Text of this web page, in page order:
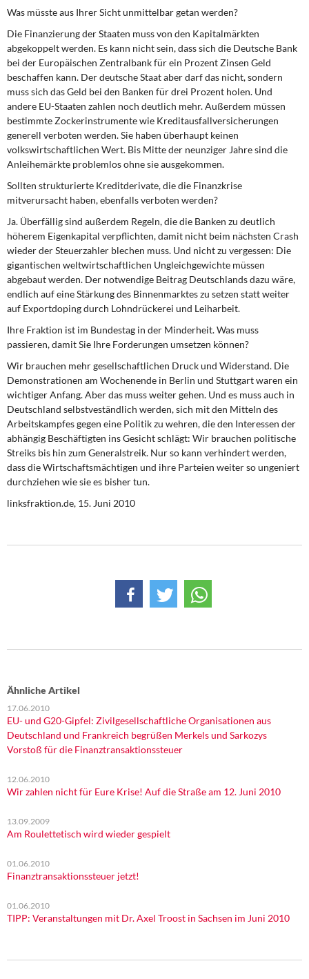
Was müsste aus Ihrer Sicht unmittelbar getan werden?
Die Finanzierung der Staaten muss von den Kapitalmärkten
abgekoppelt werden. Es kann nicht sein, dass sich die Deutsche Bank
bei der Europäischen Zentralbank für ein Prozent Zinsen Geld
beschaffen kann. Der deutsche Staat aber darf das nicht, sondern
muss sich das Geld bei den Banken für drei Prozent holen. Und
andere EU-Staaten zahlen noch deutlich mehr. Außerdem müssen
bestimmte Zockerinstrumente wie Kreditausfallversicherungen
generell verboten werden. Sie haben überhaupt keinen
volkswirtschaftlichen Wert. Bis Mitte der neunziger Jahre sind die
Anleihemärkte problemlos ohne sie ausgekommen.
Sollten strukturierte Kreditderivate, die die Finanzkrise
mitverursacht haben, ebenfalls verboten werden?
Ja. Überfällig sind außerdem Regeln, die die Banken zu deutlich
höherem Eigenkapital verpflichten, damit nicht beim nächsten Crash
wieder der Steuerzahler blechen muss. Und nicht zu vergessen: Die
gigantischen weltwirtschaftlichen Ungleichgewichte müssen
abgebaut werden. Der notwendige Beitrag Deutschlands dazu wäre,
endlich auf eine Stärkung des Binnenmarktes zu setzen statt weiter
auf Exportdoping durch Lohndrückerei und Leiharbeit.
Ihre Fraktion ist im Bundestag in der Minderheit. Was muss
passieren, damit Sie Ihre Forderungen umsetzen können?
Wir brauchen mehr gesellschaftlichen Druck und Widerstand. Die
Demonstrationen am Wochenende in Berlin und Stuttgart waren ein
wichtiger Anfang. Aber das muss weiter gehen. Und es muss auch in
Deutschland selbstveständlich werden, sich mit den Mitteln des
Arbeitskampfes gegen eine Politik zu wehren, die den Interessen der
abhängig Beschäftigten ins Gesicht schlägt: Wir brauchen politische
Streiks bis hin zum Generalstreik. Nur so kann verhindert werden,
dass die Wirtschaftsmächtigen und ihre Parteien weiter so ungeniert
durchziehen wie sie es bisher tun.
linksfraktion.de, 15. Juni 2010
Ähnliche Artikel
17.06.2010
EU- und G20-Gipfel: Zivilgesellschaftliche Organisationen aus
Deutschland und Frankreich begrüßen Merkels und Sarkozys
Vorstoß für die Finanztransaktionssteuer
12.06.2010
Wir zahlen nicht für Eure Krise! Auf die Straße am 12. Juni 2010
13.09.2009
Am Roulettetisch wird wieder gespielt
01.06.2010
Finanztransaktionssteuer jetzt!
01.06.2010
TIPP: Veranstaltungen mit Dr. Axel Troost in Sachsen im Juni 2010